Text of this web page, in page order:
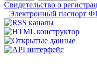
Свидетельство о
Электронный паспорт